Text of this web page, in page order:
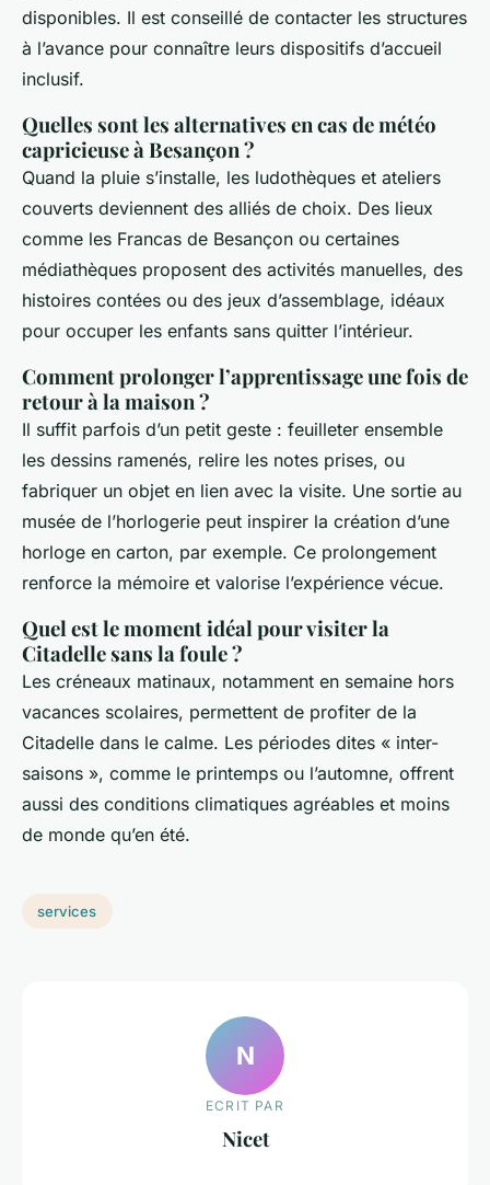
disponibles. Il est conseillé de contacter les structures
à l’avance pour connaître leurs dispositifs d’accueil
inclusif.
Quelles sont les alternatives en cas de météo
capricieuse à Besançon ?
Quand la pluie s’installe, les ludothèques et ateliers
couverts deviennent des alliés de choix. Des lieux
comme les Francas de Besançon ou certaines
médiathèques proposent des activités manuelles, des
histoires contées ou des jeux d’assemblage, idéaux
pour occuper les enfants sans quitter l’intérieur.
Comment prolonger l’apprentissage une fois de
retour à la maison ?
Il suffit parfois d’un petit geste : feuilleter ensemble
les dessins ramenés, relire les notes prises, ou
fabriquer un objet en lien avec la visite. Une sortie au
musée de l’horlogerie peut inspirer la création d’une
horloge en carton, par exemple. Ce prolongement
renforce la mémoire et valorise l’expérience vécue.
Quel est le moment idéal pour visiter la
Citadelle sans la foule ?
Les créneaux matinaux, notamment en semaine hors
vacances scolaires, permettent de profiter de la
Citadelle dans le calme. Les périodes dites « inter-
saisons », comme le printemps ou l’automne, offrent
aussi des conditions climatiques agréables et moins
de monde qu’en été.
services
N
ECRIT PAR
Nicet